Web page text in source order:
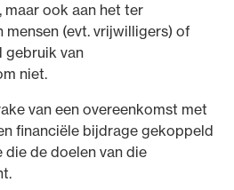
maar ook aan het ter
mensen (evt. vrijwilligers) of
gebruik van
niet.
van een overeenkomst met
financiële bijdrage gekoppeld
de doelen van die